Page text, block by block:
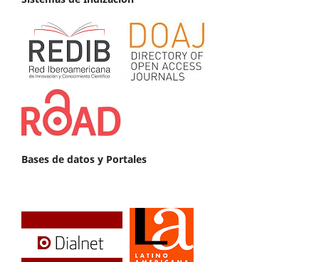
Bases de datos y Portales